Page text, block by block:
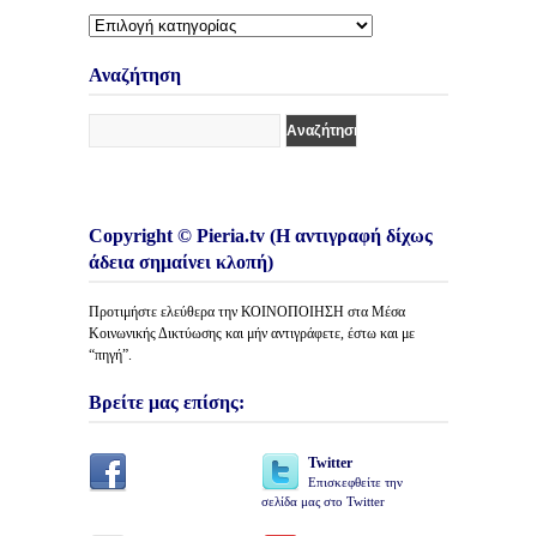
Διάφορες
Άρθρων
Αναζήτηση
Copyright © Pieria.tv (Η αντιγραφή δίχως
άδεια σημαίνει κλοπή)
Προτιμήστε ελεύθερα την ΚΟΙΝΟΠΟΙΗΣΗ στα Μέσα
Κοινωνικής Δικτύωσης και μήν αντιγράφετε, έστω και με
“πηγή”.
Βρείτε μας επίσης:
Twitter
Επισκεφθείτε την
σελίδα μας στο Twitter